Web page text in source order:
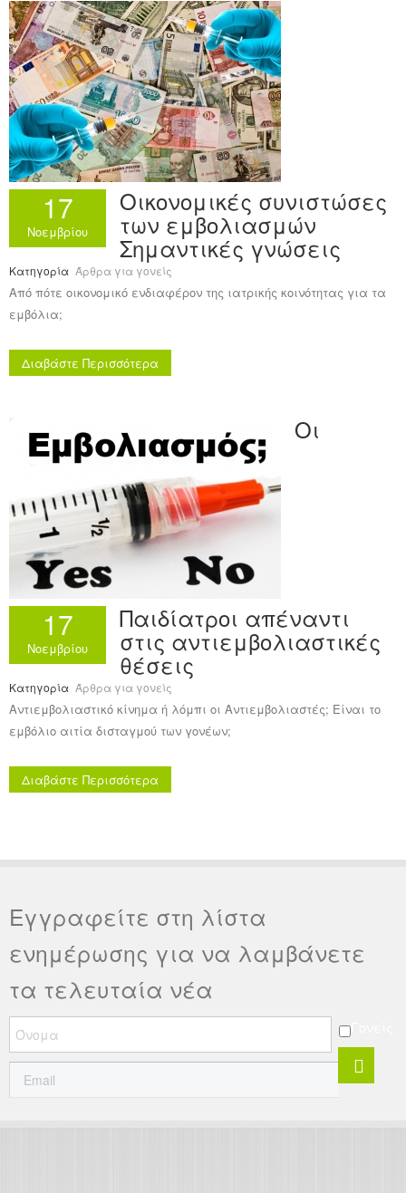
17
Νοεμβρίου
Οικονομικές συνιστώσες
των εμβολιασμών
Σημαντικές γνώσεις
Κατηγορία Άρθρα για γονείς
Από πότε οικονομικό ενδιαφέρον της ιατρικής κοινότητας για τα
εμβόλια;
Διαβάστε Περισσότερα
17
Νοεμβρίου
Οι
Παιδίατροι απέναντι
στις αντιεμβολιαστικές
θέσεις
Κατηγορία Άρθρα για γονείς
Αντιεμβολιαστικό κίνημα ή λόμπι οι Αντιεμβολιαστές; Είναι το
εμβόλιο αιτία δισταγμού των γονέων;
Διαβάστε Περισσότερα
Εγγραφείτε στη λίστα
ενημέρωσης για να λαμβάνετε
τα τελευταία νέα
Γονείς
Ανακοινώσεις
Εργαλεία για Παιδιάτρους
Χρήσιμα Links
Επεξεργασία Προφίλ